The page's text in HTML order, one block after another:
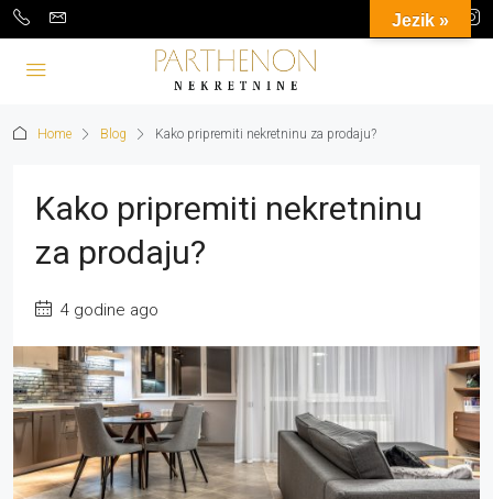
Home Blog Kako pripremiti nekretninu za prodaju?
Kako pripremiti nekretninu
za prodaju?
4 godine ago
Jezik »